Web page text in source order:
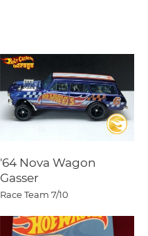
'64 Nova Wagon
Gasser
Race Team 7/10